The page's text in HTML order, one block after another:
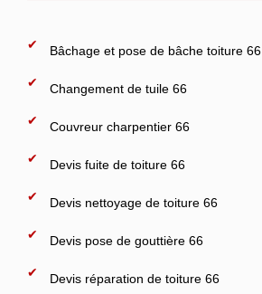
Bâchage et pose de bâche toiture 66
Changement de tuile 66
Couvreur charpentier 66
Devis fuite de toiture 66
Devis nettoyage de toiture 66
Devis pose de gouttière 66
Devis réparation de toiture 66